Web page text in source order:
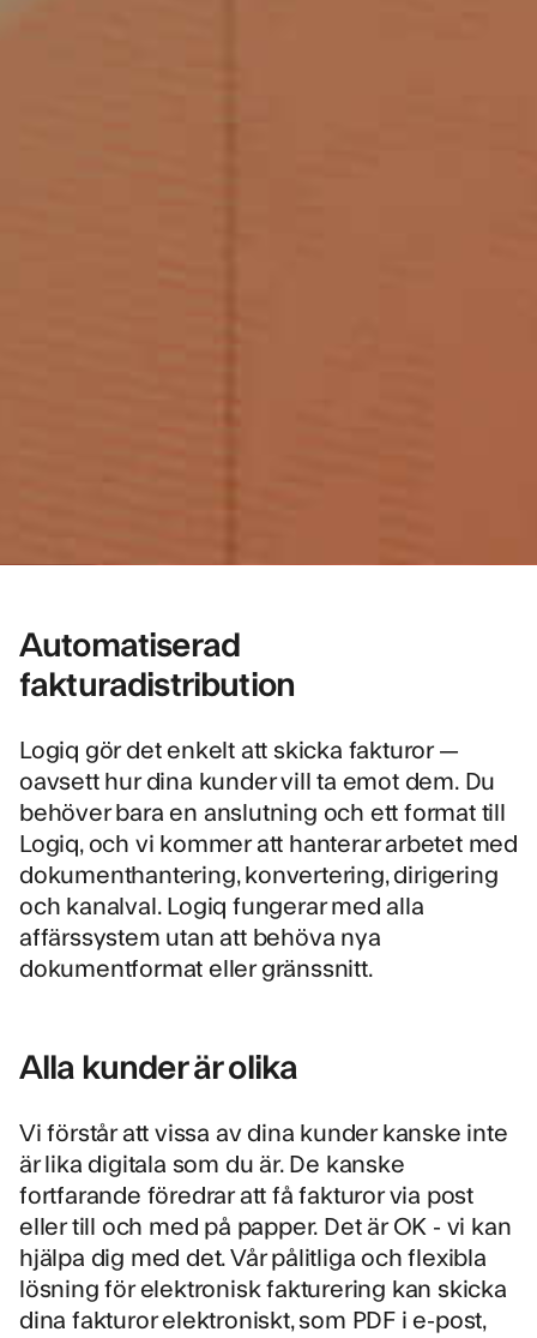
Automatiserad
fakturadistribution
Logiq gör det enkelt att skicka fakturor —
oavsett hur dina kunder vill ta emot dem. Du
behöver bara en anslutning och ett format till
Logiq, och vi kommer att hanterar arbetet med
dokumenthantering, konvertering, dirigering
och kanalval. Logiq fungerar med alla
affärssystem utan att behöva nya
dokumentformat eller gränssnitt.
Alla kunder är olika
Vi förstår att vissa av dina kunder kanske inte
är lika digitala som du är. De kanske
fortfarande föredrar att få fakturor via post
eller till och med på papper. Det är OK - vi kan
hjälpa dig med det. Vår pålitliga och flexibla
lösning för elektronisk fakturering kan skicka
dina fakturor elektroniskt, som PDF i e-post,